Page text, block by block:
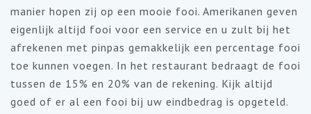
manier hopen zij op een mooie fooi. Amerikanen geven
eigenlijk altijd fooi voor een service en u zult bij het
afrekenen met pinpas gemakkelijk een percentage fooi
toe kunnen voegen. In het restaurant bedraagt de fooi
tussen de 15% en 20% van de rekening. Kijk altijd
goed of er al een fooi bij uw eindbedrag is opgeteld.